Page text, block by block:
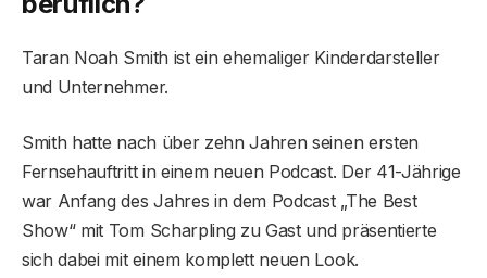
Taran Noah Smith ist ein ehemaliger Kinderdarsteller
und Unternehmer.
Smith hatte nach über zehn Jahren seinen ersten
Fernsehauftritt in einem neuen Podcast. Der 41-Jährige
war Anfang des Jahres in dem Podcast „The Best
Show“ mit Tom Scharpling zu Gast und präsentierte
sich dabei mit einem komplett neuen Look.